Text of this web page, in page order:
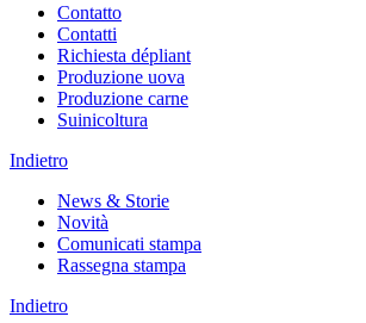
Contatto
Contatti
Richiesta dépliant
Produzione uova
Produzione carne
Suinicoltura
Indietro
News & Storie
Novità
Comunicati stampa
Rassegna stampa
Indietro